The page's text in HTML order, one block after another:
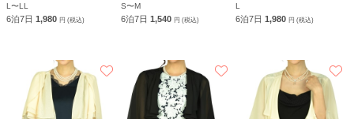
L〜LL
6泊7日 1,980 円 (税込)
S〜M
6泊7日1,540円 (税込)
L
6泊7日1,980円 (税込)